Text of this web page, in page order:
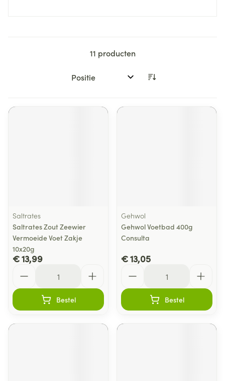
11 producten
Sorteer op:
Saltrates
Saltrates Zout Zeewier
Vermoeide Voet Zakje
10x20g
€ 13,99
Bestel
Gehwol
Gehwol Voetbad 400g
Consulta
€ 13,05
Bestel